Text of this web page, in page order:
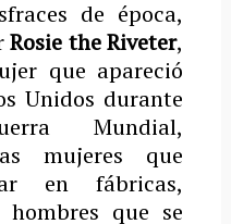
de época,
Rosie the Riveter,
que apareció
Unidos durante
Mundial,
mujeres que
en fábricas,
que se